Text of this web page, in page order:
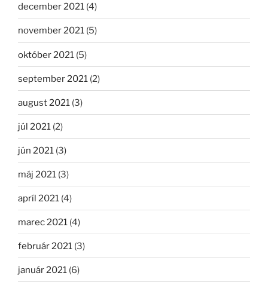
december 2021 (4)
november 2021 (5)
október 2021 (5)
september 2021 (2)
august 2021 (3)
júl 2021 (2)
jún 2021 (3)
máj 2021 (3)
apríl 2021 (4)
marec 2021 (4)
február 2021 (3)
január 2021 (6)